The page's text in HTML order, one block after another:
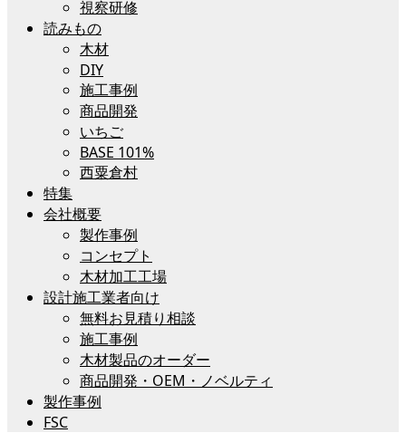
視察研修
読みもの
木材
DIY
施工事例
商品開発
いちご
BASE 101%
西粟倉村
特集
会社概要
製作事例
コンセプト
木材加工工場
設計施工業者向け
無料お見積り相談
施工事例
木材製品のオーダー
商品開発・OEM・ノベルティ
製作事例
FSC